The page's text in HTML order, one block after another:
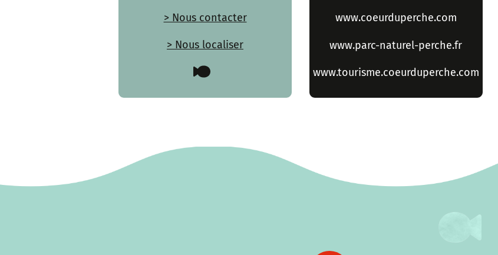
> Nous contacter
> Nous localiser
www.coeurduperche.com
www.parc-naturel-perche.fr
www.tourisme.coeurduperche.com